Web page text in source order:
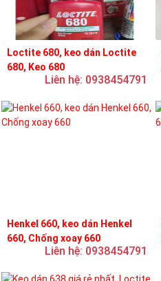
Loctite 680, keo dán Loctite
680, Keo 680
Liên hệ: 0938454791
Henkel 660, keo dán Henkel
660, Chống xoay 660
Liên hệ: 0938454791